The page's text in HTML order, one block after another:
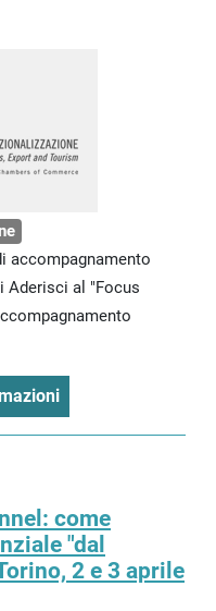
accompagnamento
Aderisci al "Focus
come
"dal
2 e 3 aprile